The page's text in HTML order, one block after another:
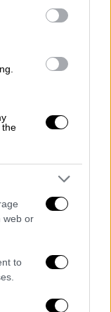
the
web or
to
στην
από ένα
και